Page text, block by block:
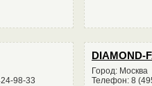
98-33
DIAMOND-
Город: Москва
Телефон: 8